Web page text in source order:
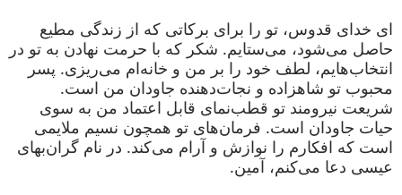
ای خدای قدوس، تو را برای برکاتی که از زندگی مطیع
حاصل می‌شود، می‌ستایم. شکر که با حرمت نهادن به تو در
انتخاب‌هایم، لطف خود را بر من و خانه‌ام می‌ریزی. پسر
محبوب تو شاهزاده و نجات‌دهنده جاودان من است.
شریعت نیرومند تو قطب‌نمای قابل اعتماد من به سوی
حیات جاودان است. فرمان‌های تو همچون نسیم ملایمی
است که افکارم را نوازش و آرام می‌کند. در نام گران‌بهای
عیسی دعا می‌کنم، آمین.